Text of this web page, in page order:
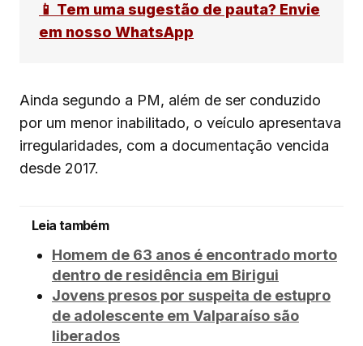
📱 Tem uma sugestão de pauta? Envie
em nosso WhatsApp
Ainda segundo a PM, além de ser conduzido
por um menor inabilitado, o veículo apresentava
irregularidades, com a documentação vencida
desde 2017.
Leia também
Homem de 63 anos é encontrado morto
dentro de residência em Birigui
Jovens presos por suspeita de estupro
de adolescente em Valparaíso são
liberados